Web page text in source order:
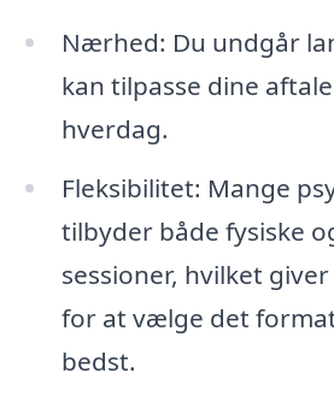
Nærhed: Du undgår
kan tilpasse dine
hverdag.
Fleksibilitet: Mange
tilbyder både fysiske
sessioner, hvilket
for at vælge det
bedst.